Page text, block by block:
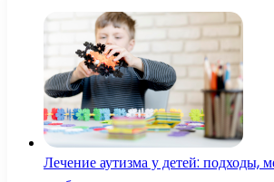
Лечение аутизма у детей: подходы,